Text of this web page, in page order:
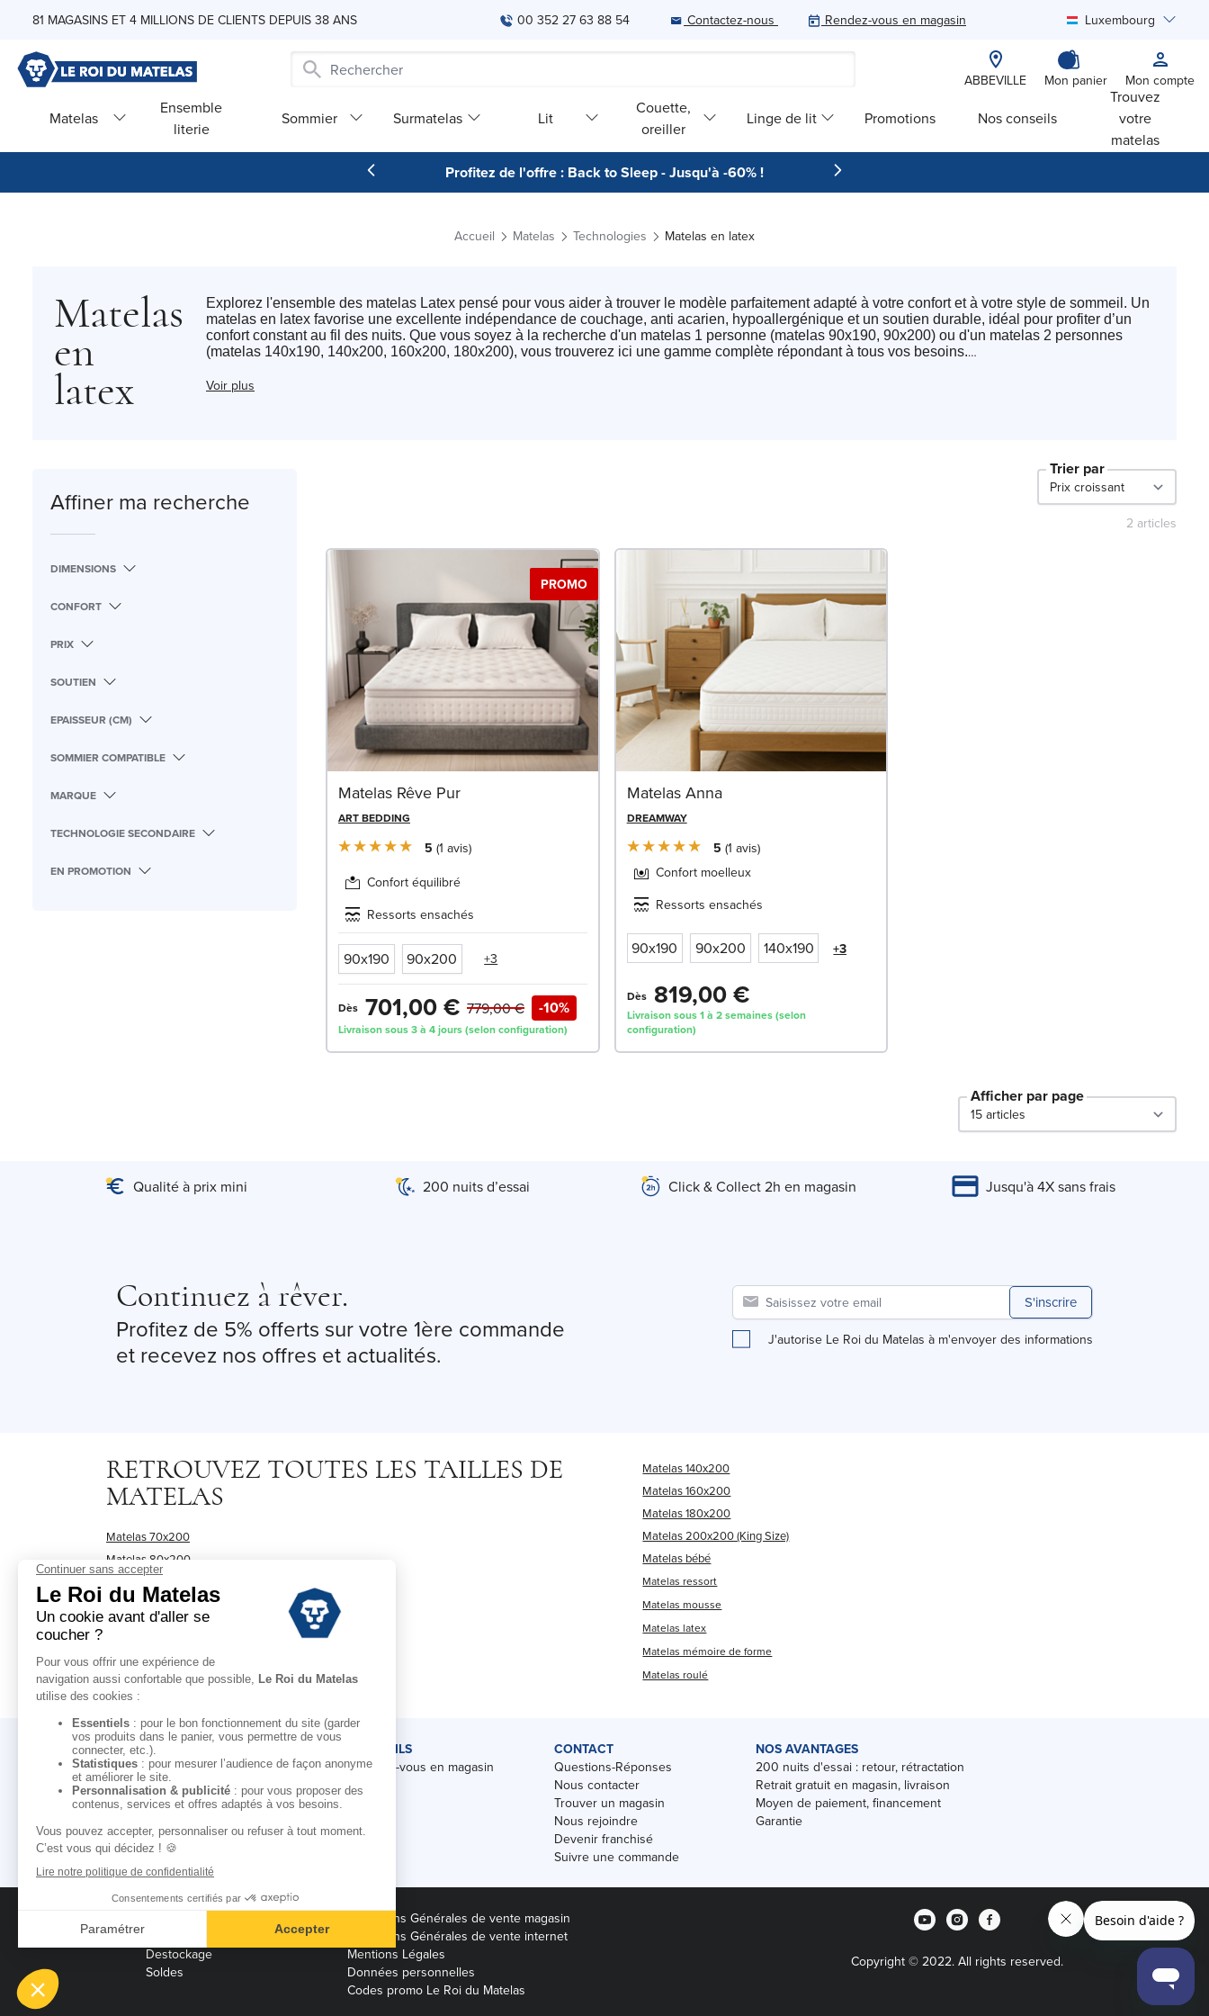
81 MAGASINS ET 4 MILLIONS DE CLIENTS DEPUIS 38 ANS 00 352 27 63 88 54 Contactez-nous Rendez-vous en magasin Luxembourg
ABBEVILLE Mon panier Mon compte
Matelas
Ensemble
literie
Sommier Surmatelas Lit
Couette,
oreiller
Linge de lit Promotions Nos conseils
Trouvez
votre
matelas
Profitez de l'offre : Back to Sleep - Jusqu'à -60% !
Accueil Matelas Technologies Matelas en latex
Matelas
en
latex
Explorez l'ensemble des matelas Latex pensé pour vous aider à trouver le modèle parfaitement adapté à votre confort et à votre style de sommeil. Un
matelas en latex favorise une excellente indépendance de couchage, anti acarien, hypoallergénique et un soutien durable, idéal pour profiter d’un
confort constant au fil des nuits. Que vous soyez à la recherche d'un matelas 1 personne (matelas 90x190, 90x200) ou d'un matelas 2 personnes
(matelas 140x190, 140x200, 160x200, 180x200), vous trouverez ici une gamme complète répondant à tous vos besoins.
Chez Le Roi du Matelas, nous proposons différents niveaux de confort afin de nous adapter à chaque type de dormeur. Du matelas ferme au matelas
Voir plus
Affiner ma recherche
DIMENSIONS
CONFORT
PRIX
SOUTIEN
EPAISSEUR (CM)
SOMMIER COMPATIBLE
MARQUE
TECHNOLOGIE SECONDAIRE
EN PROMOTION
Trier par
2 articles
PROMO
Matelas Rêve Pur
ART BEDDING
5 1 avis
Confort équilibré
Ressorts ensachés
90x190 90x200 +3
Dès 701,00 € -10%
779,00 €
Livraison sous 3 à 4 jours (selon configuration)
Matelas Anna
DREAMWAY
5 1 avis
Confort moelleux
Ressorts ensachés
90x190 90x200 140x190 +3
Dès 819,00 €
Livraison sous 1 à 2 semaines (selon
configuration)
Afficher par page
Qualité à prix mini 200 nuits d’essai Click & Collect 2h en magasin Jusqu'à 4X sans frais
Continuez à rêver.
Profitez de 5% offerts sur votre 1ère commande
et recevez nos offres et actualités.
S'inscrire
J'autorise Le Roi du Matelas à m'envoyer des informations
RETROUVEZ TOUTES LES TAILLES DE
MATELAS
Matelas 70x200
Matelas 80x200
Matelas 90x200
Matelas 120x190
Matelas 140x190
Matelas 140x200
Matelas 160x200
Matelas 180x200
Matelas 200x200 (King Size)
Matelas bébé
Matelas ressort
Matelas mousse
Matelas latex
Matelas mémoire de forme
Matelas roulé
LE ROI DU MATELAS
Notre histoire
Notre savoir-faire
Nos marques
CONSEILS
Rendez-vous en magasin
CONTACT
Questions-Réponses
Nous contacter
Trouver un magasin
Nous rejoindre
Devenir franchisé
Suivre une commande
NOS AVANTAGES
200 nuits d'essai : retour, rétractation
Retrait gratuit en magasin, livraison
Moyen de paiement, financement
Garantie
Destockage
Soldes
Conditions Générales de vente magasin
Conditions Générales de vente internet
Mentions Légales
Données personnelles
Codes promo Le Roi du Matelas
Copyright © 2022. All rights reserved.